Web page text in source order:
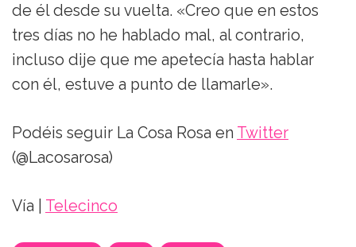
de él desde su vuelta. «Creo que en estos
tres días no he hablado mal, al contrario,
incluso dije que me apetecía hasta hablar
con él, estuve a punto de llamarle».
Podéis seguir La Cosa Rosa en Twitter
(@Lacosarosa)
Vía | Telecinco